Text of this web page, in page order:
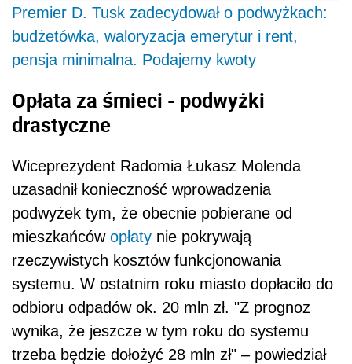
Premier D. Tusk zadecydował o podwyżkach:
budżetówka, waloryzacja emerytur i rent,
pensja minimalna. Podajemy kwoty
Opłata za śmieci - podwyżki
drastyczne
Wiceprezydent Radomia Łukasz Molenda
uzasadnił konieczność wprowadzenia
podwyżek tym, że obecnie pobierane od
mieszkańców opłaty nie pokrywają
rzeczywistych kosztów funkcjonowania
systemu. W ostatnim roku miasto dopłaciło do
odbioru odpadów ok. 20 mln zł. "Z prognoz
wynika, że jeszcze w tym roku do systemu
trzeba będzie dołożyć 28 mln zł" – powiedział